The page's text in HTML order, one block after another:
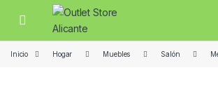
Skip to navigation
Skip to content
Open
Inicio Hogar Muebles Salón